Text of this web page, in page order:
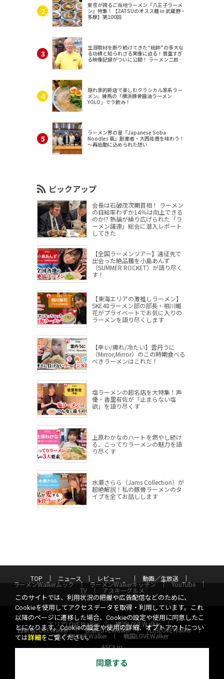
東京が誇るご当地ラーメン『八王子ラーメ
ン』特集！【ZATSUのオスス麺 in 武蔵野・
多摩】第100回
生涯取材を断り続けてきた“総帥”の多大な
る功績と知られざる実像に迫る！貴重すぎ
る映像記録がついに公開！ ラーメン二郎
隠れ家的新店で楽しむクラシカル家系ラー
メン。練馬の「横浜豚骨醤油ラーメン
YOLO」でラ飲み！
ラーメン界の星『Japanese Soba
Noodles 蔦』創業者・大西祐貴を味わう！
～再始動に込められた想い
ピックアップ
会長は石破茂次期首相！ ラーメン
の自給率わずか14％は向上できる
のか!? 熱論が繰り広げられた「ラ
ーメン議連」総会に潜入レポート
してきた
【全国ラーメンツアー】遠征先で
出会った絶品麺を小島あんず
（SUMMER ROCKET）が語り尽く
す！
【東海エリアの激推しラーメン】
SKE48ラーメン部の部長・相川暖
花がプライベートでお気に入りの
ラーメンを語り尽くします
【辛い/痺れ/冷たい】雲丹うに
（Mirror,Mirror）のこの時期食べる
べきラーメンはこれだ！
塩ラーメンの超名店を大特集！声
優・香里有佐が「止まらない塩
欲」を語り尽くす
上原わかなのハートを燃やし続け
る、こってりラーメンの魅力を語
り尽くす
水瀬さらら（Jams Collection）が
超絶解説！私の豚骨ラーメンのタ
イプを全てお話しします
TOP ニュース レビュー 動画／生放送
ラーメンWalkerムック ラーメンWalkerキッチン YouTube
TV アスキーグルメ
エリアLOVEWalker 横浜LOVEWalker
西新宿LOVEWalker 夜景LOVEWalker 九州LOVEWalker
丸の内LOVEWalker
戦国LOVEWalker
ASCII.jp
プライバシーポリシー
お問い合わせ
このサイトでは、利用状況の把握や広告配信などのために、
Cookieを使用してアクセスデータを取得・利用しています。これ
以降のページに遷移した場合、Cookieの設定や使用に同意したこ
とになります。Cookieの設定や使用の詳細、オプトアウトについ
ては詳細 をご覧ください。
同意する